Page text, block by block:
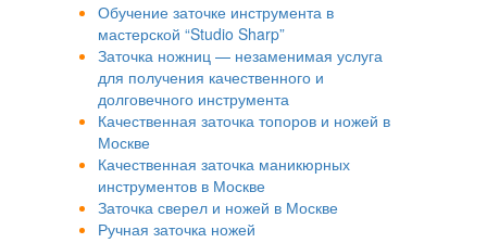
Обучение заточке инструмента в
мастерской “Studio Sharp”
Заточка ножниц — незаменимая услуга
для получения качественного и
долговечного инструмента
Качественная заточка топоров и ножей в
Москве
Качественная заточка маникюрных
инструментов в Москве
Заточка сверел и ножей в Москве
Ручная заточка ножей